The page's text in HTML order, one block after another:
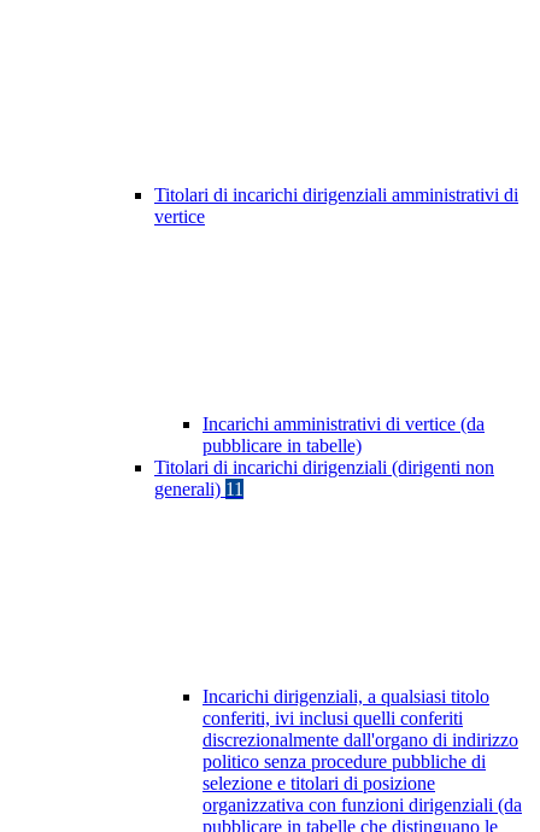
Titolari di incarichi dirigenziali amministrativi di
vertice
Incarichi amministrativi di vertice (da
pubblicare in tabelle)
Titolari di incarichi dirigenziali (dirigenti non
generali) 11
Incarichi dirigenziali, a qualsiasi titolo
conferiti, ivi inclusi quelli conferiti
discrezionalmente dall'organo di indirizzo
politico senza procedure pubbliche di
selezione e titolari di posizione
organizzativa con funzioni dirigenziali (da
pubblicare in tabelle che distinguano le